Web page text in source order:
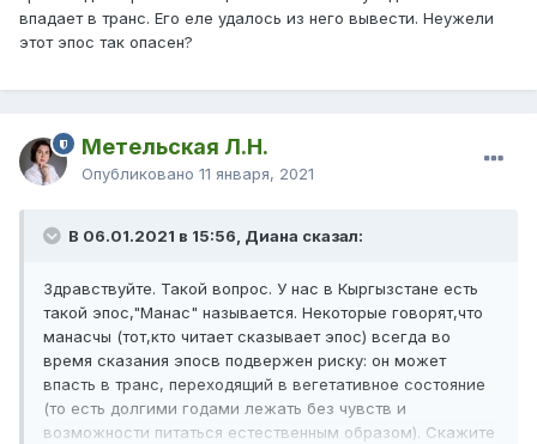
впадает в транс. Его еле удалось из него вывести. Неужели
этот эпос так опасен?
Метельская Л.Н.
Опубликовано 11 января, 2021
В 06.01.2021 в 15:56, Диана сказал:
Здравствуйте. Такой вопрос. У нас в Кыргызстане есть
такой эпос,"Манас" называется. Некоторые говорят,что
манасчы (тот,кто читает сказывает эпос) всегда во
время сказания эпосв подвержен риску: он может
впасть в транс, переходящий в вегетативное состояние
(то есть долгими годами лежать без чувств и
возможности питаться естественным образом). Скажите